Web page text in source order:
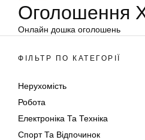
Оголошення
Онлайн дошка оголошень
ФІЛЬТР ПО КАТЕГОРІЇ
Нерухомість
Робота
Електроніка Та Техніка
Спорт Та Відпочинок